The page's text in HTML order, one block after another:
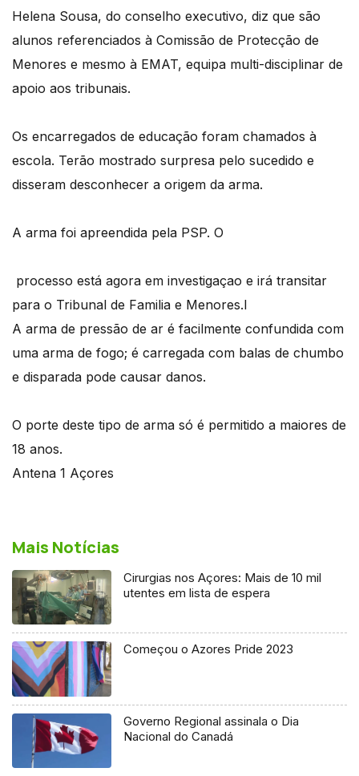
Helena Sousa, do conselho executivo, diz que são
alunos referenciados à Comissão de Protecção de
Menores e mesmo à EMAT, equipa multi-disciplinar de
apoio aos tribunais.
Os encarregados de educação foram chamados à
escola. Terão mostrado surpresa pelo sucedido e
disseram desconhecer a origem da arma.
A arma foi apreendida pela PSP. O
processo está agora em investigaçao e irá transitar
para o Tribunal de Familia e Menores.l
A arma de pressão de ar é facilmente confundida com
uma arma de fogo; é carregada com balas de chumbo
e disparada pode causar danos.
O porte deste tipo de arma só é permitido a maiores de
18 anos.
Antena 1 Açores
Mais Notícias
Cirurgias nos Açores: Mais de 10 mil
utentes em lista de espera
Começou o Azores Pride 2023
Governo Regional assinala o Dia
Nacional do Canadá